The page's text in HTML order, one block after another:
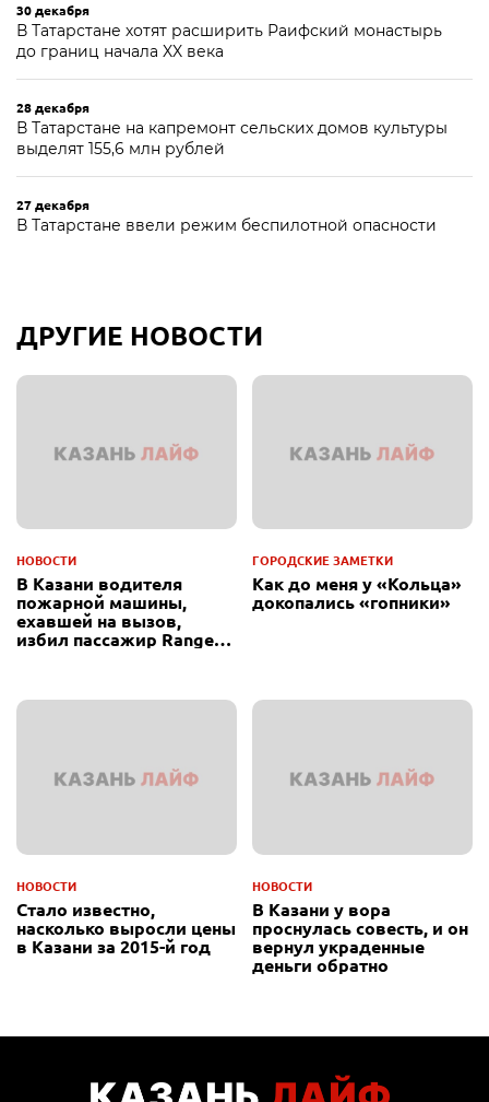
30 декабря
В Татарстане хотят расширить Раифский монастырь
до границ начала XX века
28 декабря
В Татарстане на капремонт сельских домов культуры
выделят 155,6 млн рублей
27 декабря
В Татарстане ввели режим беспилотной опасности
ДРУГИЕ НОВОСТИ
НОВОСТИ
В Казани водителя
пожарной машины,
ехавшей на вызов,
избил пассажир Range
ГОРОДСКИЕ ЗАМЕТКИ
Как до меня у «Кольца»
докопались «гопники»
НОВОСТИ
Стало известно,
насколько выросли цены
в Казани за 2015-й год
НОВОСТИ
В Казани у вора
проснулась совесть, и он
вернул украденные
деньги обратно